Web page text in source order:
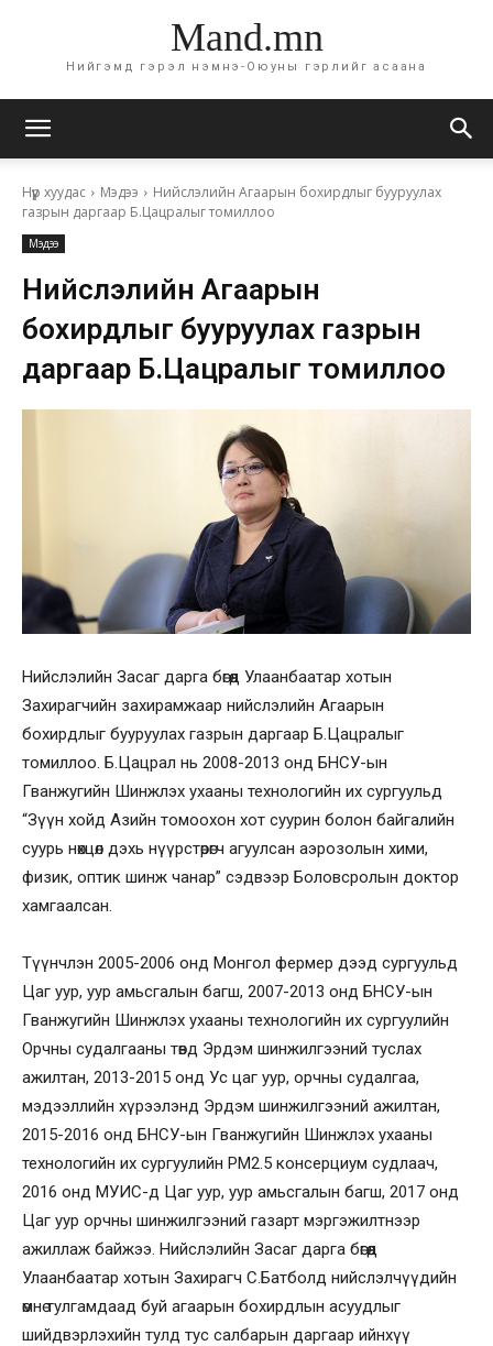
Mand.mn
Нийгэмд гэрэл нэмнэ-Оюуны гэрлийг асаана
Нүүр хуудас Мэдээ
Нийслэлийн Агаарын бохирдлыг бууруулах
газрын даргаар Б.Цацралыг томиллоо
Мэдээ
Нийслэлийн Агаарын
бохирдлыг бууруулах газрын
даргаар Б.Цацралыг томиллоо
Нийслэлийн Засаг дарга бөгөөд Улаанбаатар хотын
Захирагчийн захирамжаар нийслэлийн Агаарын
бохирдлыг бууруулах газрын даргаар Б.Цацралыг
томиллоо. Б.Цацрал нь 2008-2013 онд БНСУ-ын
Гванжугийн Шинжлэх ухааны технологийн их сургуульд
“Зүүн хойд Азийн томоохон хот суурин болон байгалийн
суурь нөхцөл дэхь нүүрстөрөгч агуулсан аэрозолын хими,
физик, оптик шинж чанар” сэдвээр Боловсролын доктор
хамгаалсан.
Түүнчлэн 2005-2006 онд Монгол фермер дээд сургуульд
Цаг уур, уур амьсгалын багш, 2007-2013 онд БНСУ-ын
Гванжугийн Шинжлэх ухааны технологийн их сургуулийн
Орчны судалгааны төвд Эрдэм шинжилгээний туслах
ажилтан, 2013-2015 онд Ус цаг уур, орчны судалгаа,
мэдээллийн хүрээлэнд Эрдэм шинжилгээний ажилтан,
2015-2016 онд БНСУ-ын Гванжугийн Шинжлэх ухааны
технологийн их сургуулийн РМ2.5 консерциум судлаач,
2016 онд МУИС-д Цаг уур, уур амьсгалын багш, 2017 онд
Цаг уур орчны шинжилгээний газарт мэргэжилтнээр
ажиллаж байжээ. Нийслэлийн Засаг дарга бөгөөд
Улаанбаатар хотын Захирагч С.Батболд нийслэлчүүдийн
өмнө тулгамдаад буй агаарын бохирдлын асуудлыг
шийдвэрлэхийн тулд тус салбарын даргаар ийнхүү